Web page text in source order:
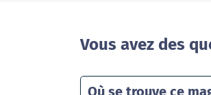
Vous avez des